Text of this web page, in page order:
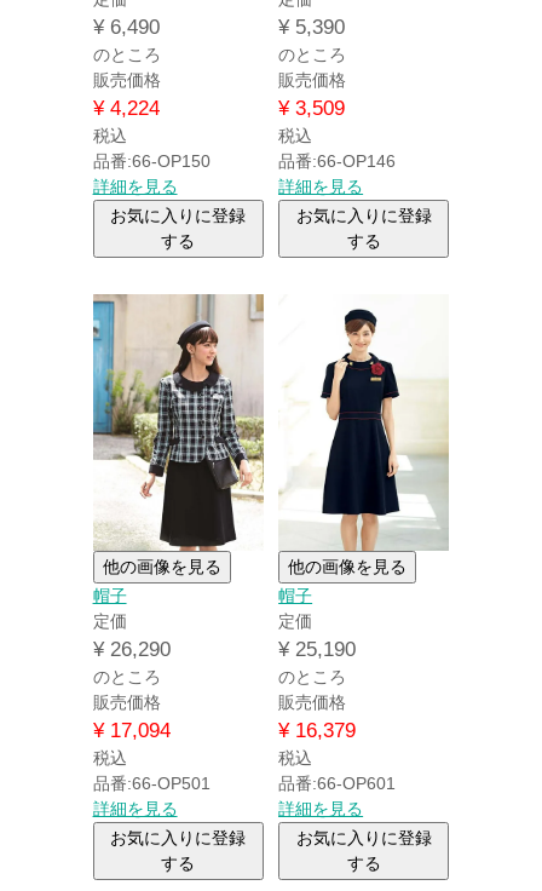
¥ 6,490
のところ
販売価格
¥ 4,224
税込
品番:66-OP150
詳細を見る
お気に入りに登録
する
¥ 5,390
のところ
販売価格
¥ 3,509
税込
品番:66-OP146
詳細を見る
お気に入りに登録
する
他の画像を見る
帽子
定価
¥ 26,290
のところ
販売価格
¥ 17,094
税込
品番:66-OP501
詳細を見る
お気に入りに登録
する
他の画像を見る
帽子
定価
¥ 25,190
のところ
販売価格
¥ 16,379
税込
品番:66-OP601
詳細を見る
お気に入りに登録
する